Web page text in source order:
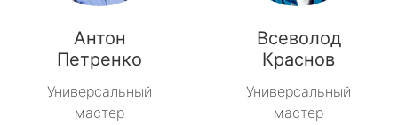
Антон
Петренко
Универсальный
мастер
Всеволод
Краснов
Универсальный
мастер